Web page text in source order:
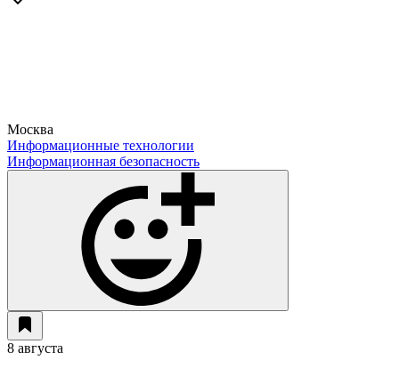
Москва
Информационные технологии
Информационная безопасность
8 августа